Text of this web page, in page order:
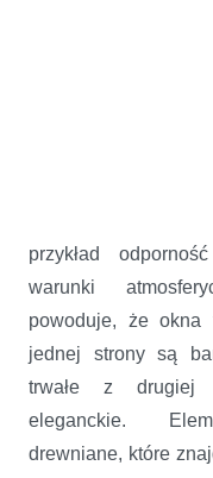
przykład
warunki
powoduje, że okna
jednej strony są
trwałe z drugiej
eleganckie.
drewniane, które